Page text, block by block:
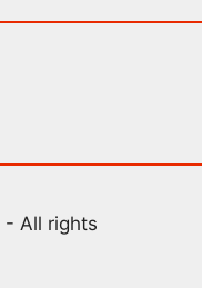
- All rights